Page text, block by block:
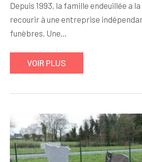
Depuis 1993, la famille endeuillée a
recourir à une entreprise
funèbres. Une…
VOIR PLUS